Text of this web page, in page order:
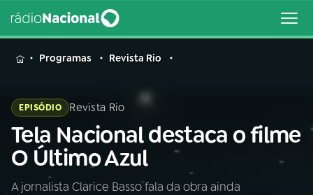
MENU
Buscar
na
Rádio
Nacional
Buscar
Programas Revista Rio
EPISÓDIO Revista Rio
Tela Nacional destaca o filme
O Último Azul
A jornalista Clarice Basso fala da obra ainda